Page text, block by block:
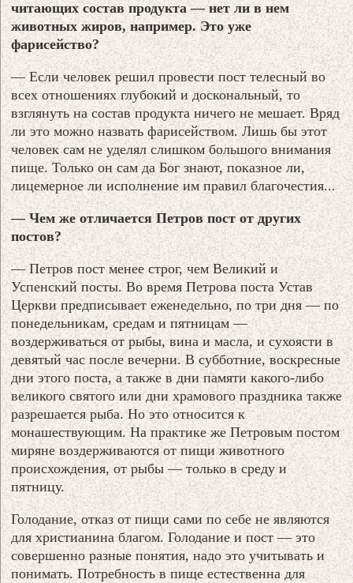
читающих состав продукта — нет ли в нем
животных жиров, например. Это уже
фарисейство?
— Если человек решил провести пост телесный во
всех отношениях глубокий и доскональный, то
взглянуть на состав продукта ничего не мешает. Вряд
ли это можно назвать фарисейством. Лишь бы этот
человек сам не уделял слишком большого внимания
пище. Только он сам да Бог знают, показное ли,
лицемерное ли исполнение им правил благочестия...
— Чем же отличается Петров пост от других
постов?
— Петров пост менее строг, чем Великий и
Успенский посты. Во время Петрова поста Устав
Церкви предписывает еженедельно, по три дня — по
понедельникам, средам и пятницам —
воздерживаться от рыбы, вина и масла, и сухоясти в
девятый час после вечерни. В субботние, воскресные
дни этого поста, а также в дни памяти какого-либо
великого святого или дни храмового праздника также
разрешается рыба. Но это относится к
монашествующим. На практике же Петровым постом
миряне воздерживаются от пищи животного
происхождения, от рыбы — только в среду и
пятницу.
Голодание, отказ от пищи сами по себе не являются
для христианина благом. Голодание и пост — это
совершенно разные понятия, надо это учитывать и
понимать. Потребность в пище естественна для